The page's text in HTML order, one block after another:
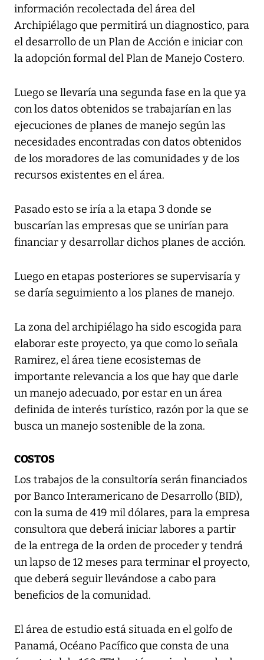
información recolectada del área del
Archipiélago que permitirá un diagnostico, para
el desarrollo de un Plan de Acción e iniciar con
la adopción formal del Plan de Manejo Costero.
Luego se llevaría una segunda fase en la que ya
con los datos obtenidos se trabajarían en las
ejecuciones de planes de manejo según las
necesidades encontradas con datos obtenidos
de los moradores de las comunidades y de los
recursos existentes en el área.
Pasado esto se iría a la etapa 3 donde se
buscarían las empresas que se unirían para
financiar y desarrollar dichos planes de acción.
Luego en etapas posteriores se supervisaría y
se daría seguimiento a los planes de manejo.
La zona del archipiélago ha sido escogida para
elaborar este proyecto, ya que como lo señala
Ramirez, el área tiene ecosistemas de
importante relevancia a los que hay que darle
un manejo adecuado, por estar en un área
definida de interés turístico, razón por la que se
busca un manejo sostenible de la zona.
COSTOS
Los trabajos de la consultoría serán financiados
por Banco Interamericano de Desarrollo (BID),
con la suma de 419 mil dólares, para la empresa
consultora que deberá iniciar labores a partir
de la entrega de la orden de proceder y tendrá
un lapso de 12 meses para terminar el proyecto,
que deberá seguir llevándose a cabo para
beneficios de la comunidad.
El área de estudio está situada en el golfo de
Panamá, Océano Pacífico que consta de una